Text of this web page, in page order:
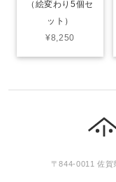
（絵変わり5個セ
ット）
¥8,250
〒844-0011 佐賀